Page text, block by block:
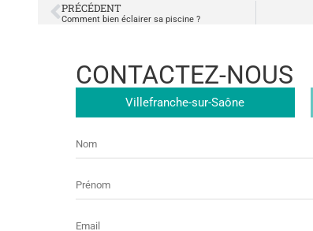
PRÉCÉDENT
Comment bien éclairer sa piscine ?
CONTACTEZ-NOUS
Villefranche-sur-Saône